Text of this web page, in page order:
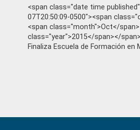
<span class="date time
07T20:50:09-0500"><span
<span class="month">Oct</
class="year">2015</span></span>
Finaliza Escuela de Formación en